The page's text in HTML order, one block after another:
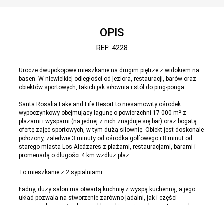
OPIS
REF: 4228
Urocze dwupokojowe mieszkanie na drugim piętrze z widokiem na
basen. W niewielkiej odległości od jeziora, restauracji, barów oraz
obiektów sportowych, takich jak siłownia i stół do ping-ponga.
Santa Rosalia Lake and Life Resort to niesamowity ośrodek
wypoczynkowy obejmujący lagunę o powierzchni 17 000 m² z
plażami i wyspami (na jednej z nich znajduje się bar) oraz bogatą
ofertę zajęć sportowych, w tym dużą siłownię. Obiekt jest doskonale
położony, zaledwie 3 minuty od ośrodka golfowego i 8 minut od
starego miasta Los Alcázares z plażami, restauracjami, barami i
promenadą o długości 4 km wzdłuż plaż.
To mieszkanie z 2 sypialniami.
Ładny, duży salon ma otwartą kuchnię z wyspą kuchenną, a jego
układ pozwala na stworzenie zarówno jadalni, jak i części